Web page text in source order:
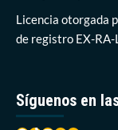
Licencia otorgada
de registro EX-
Síguenos en